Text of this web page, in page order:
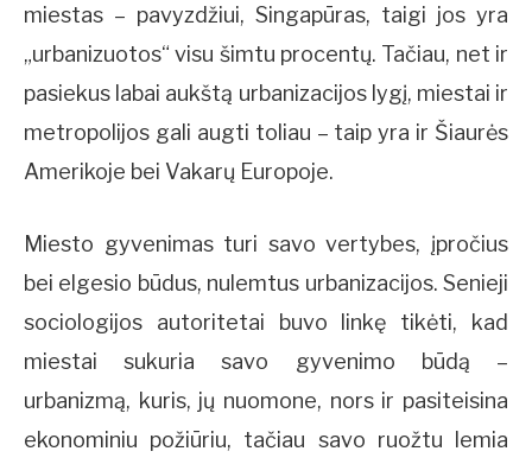
miestas – pavyzdžiui, Singapūras, taigi jos yra
„urbanizuotos“ visu šimtu procentų. Tačiau, net ir
pasiekus labai aukštą urbanizacijos lygį, miestai ir
metropolijos gali augti toliau – taip yra ir Šiaurės
Amerikoje bei Vakarų Europoje.
Miesto gyvenimas turi savo vertybes, įpročius
bei elgesio būdus, nulemtus urbanizacijos. Senieji
sociologijos autoritetai buvo linkę tikėti, kad
miestai sukuria savo gyvenimo būdą –
urbanizmą, kuris, jų nuomone, nors ir pasiteisina
ekonominiu požiūriu, tačiau savo ruožtu lemia